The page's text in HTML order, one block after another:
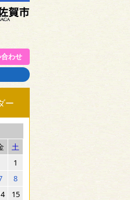
わせ
ー
土
1
8
15